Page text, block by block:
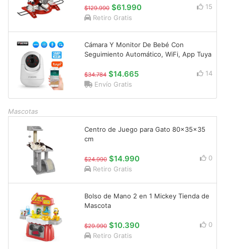
$129.990 $61.990
15
Retiro Gratis
Cámara Y Monitor De Bebé Con
Seguimiento Automático, WiFi, App Tuya
$34.784 $14.665
14
Envío Gratis
Mascotas
Centro de Juego para Gato 80x35x35
cm
$24.990 $14.990
0
Retiro Gratis
Bolso de Mano 2 en 1 Mickey Tienda de
Mascota
$29.990 $10.390
0
Retiro Gratis